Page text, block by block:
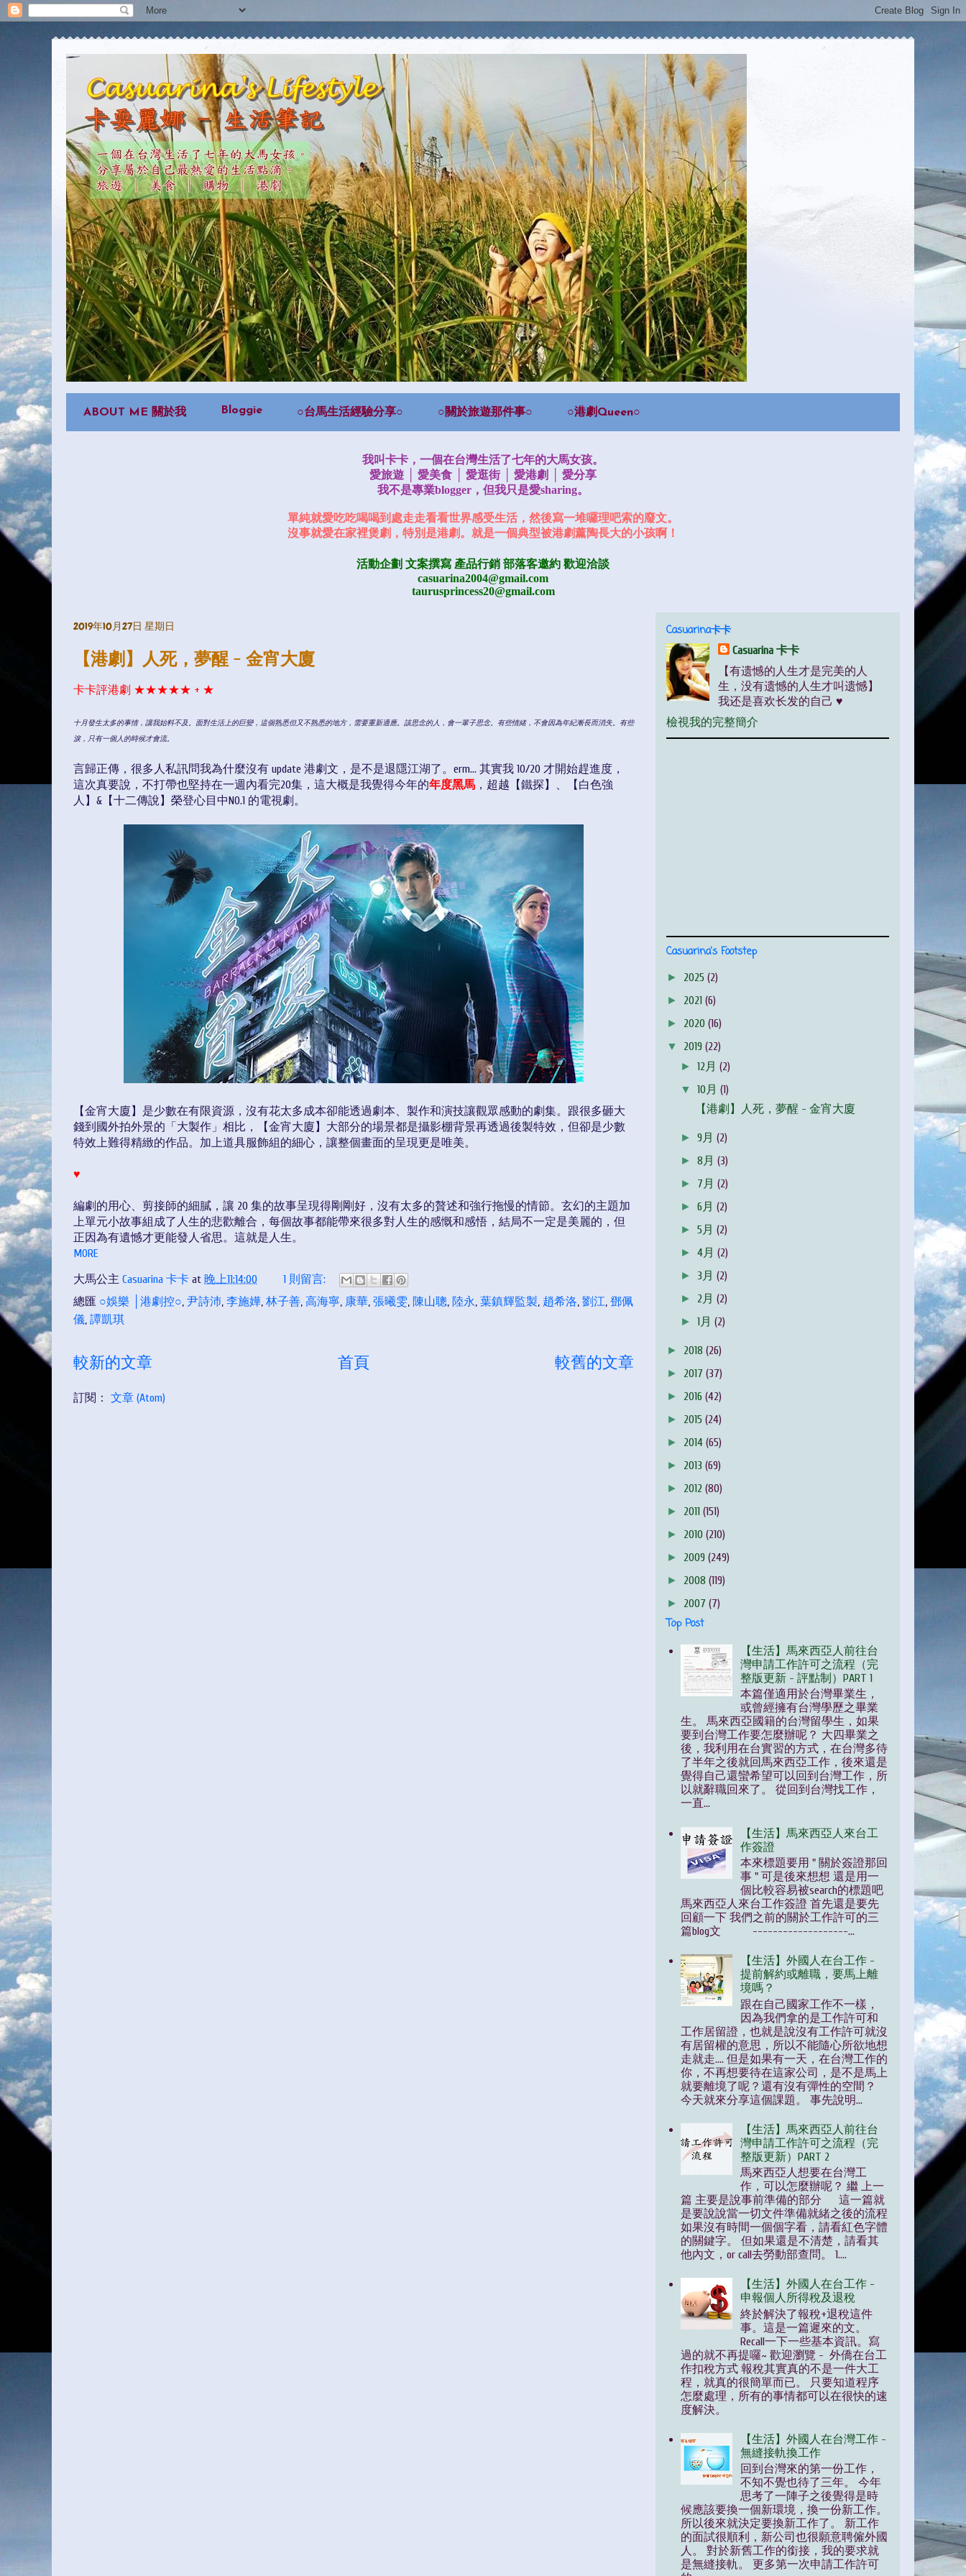
ABOUT ME 關於我 Bloggie ○台馬生活經驗分享○ ○關於旅遊那件事○ ○港劇Queen○
我叫卡卡，一個在台灣生活了七年的大馬女孩。
愛旅遊 │ 愛美食 │ 愛逛街 │ 愛港劇 │ 愛分享
我不是專業blogger，但我只是愛sharing。
單純就愛吃吃喝喝到處走走看看世界感受生活，然後寫一堆囉理吧索的廢文。
沒事就愛在家裡煲劇，特別是港劇。就是一個典型被港劇薰陶長大的小孩啊！
活動企劃 文案撰寫 產品行銷 部落客邀約 歡迎洽談
casuarina2004@gmail.com
taurusprincess20@gmail.com
2019年10月27日 星期日
【港劇】人死，夢醒 - 金宵大廈
卡卡評港劇 ★★★★★ + ★
十月發生太多的事情，讓我始料不及。面對生活上的巨變，這個熟悉但又不熟悉的地方，需要重新適應。該思念的人，會一輩子思念。有些情緒，不會因為年紀漸長而消失。有些
淚，只有一個人的時候才會流。
言歸正傳，很多人私訊問我為什麼沒有 update 港劇文，是不是退隱江湖了。erm... 其實我 10/20 才開始趕進度，
這次真要說，不打帶也堅持在一週內看完20集，這大概是我覺得今年的年度黑馬 ，超越【鐵探】、【白色強
人】&【十二傳說】榮登心目中NO.1 的電視劇。
【金宵大廈】是少數在有限資源，沒有花太多成本卻能透過劇本、製作和演技讓觀眾感動的劇集。跟很多砸大
錢到國外拍外景的「大製作」相比，【金宵大廈】大部分的場景都是攝影棚背景再透過後製特效，但卻是少數
特效上難得精緻的作品。加上道具服飾組的細心，讓整個畫面的呈現更是唯美。
♥
編劇的用心、剪接師的細膩，讓 20 集的故事呈現得剛剛好，沒有太多的贅述和強行拖慢的情節。玄幻的主題加
上單元小故事組成了人生的悲歡離合，每個故事都能帶來很多對人生的感慨和感悟，結局不一定是美麗的，但
正因為有遺憾才更能發人省思。這就是人生。
MORE
大馬公主 Casuarina 卡卡 at 晚上11:14:00
1 則留言:
總匯 ○娛樂 │港劇控○, 尹詩沛, 李施嬅, 林子善, 高海寧, 康華, 張曦雯, 陳山聰, 陸永, 葉鎮輝監製, 趙希洛, 劉江, 鄧佩
儀, 譚凱琪
較新的文章 較舊的文章
首頁
訂閱： 文章 (Atom)
Casuarina卡卡
Casuarina 卡卡
【有遗憾的人生才是完美的人
生，没有遗憾的人生才叫遗憾】
我还是喜欢长发的自己 ♥
檢視我的完整簡介
Casuarina's Footstep
► 2025 (2)
► 2021 (6)
► 2020 (16)
▼ 2019 (22)
►12月(2)
▼10月(1)
【港劇】人死，夢醒 - 金宵大廈
►9月(2)
►8月(3)
► 7月(2)
►6月(2)
►5月(2)
►4月(2)
► 3月(2)
► 2月(2)
►1月(2)
► 2018 (26)
► 2017 (37)
► 2016 (42)
► 2015 (24)
► 2014 (65)
► 2013 (69)
► 2012 (80)
► 2011 (151)
► 2010 (210)
► 2009 (249)
► 2008 (119)
► 2007 (7)
Top Post
【生活】馬來西亞人前往台
灣申請工作許可之流程（完
整版更新 - 評點制）PART 1
本篇僅適用於台灣畢業生，
或曾經擁有台灣學歷之畢業
生。 馬來西亞國籍的台灣留學生，如果
要到台灣工作要怎麼辦呢？ 大四畢業之
後，我利用在台實習的方式，在台灣多待
了半年之後就回馬來西亞工作，後來還是
覺得自己還蠻希望可以回到台灣工作，所
以就辭職回來了。 從回到台灣找工作，
一直...
【生活】馬來西亞人來台工
作簽證
本來標題要用 " 關於簽證那回
事 " 可是後來想想 還是用一
個比較容易被search的標題吧
馬來西亞人來台工作簽證 首先還是要先
回顧一下 我們之前的關於工作許可的三
篇blog文 -------------------...
【生活】外國人在台工作 -
提前解約或離職，要馬上離
境嗎？
跟在自己國家工作不一樣，
因為我們拿的是工作許可和
工作居留證，也就是說沒有工作許可就沒
有居留權的意思，所以不能隨心所欲地想
走就走.... 但是如果有一天，在台灣工作的
你，不再想要待在這家公司，是不是馬上
就要離境了呢？還有沒有彈性的空間？
今天就來分享這個課題。 事先說明...
【生活】馬來西亞人前往台
灣申請工作許可之流程（完
整版更新）PART 2
馬來西亞人想要在台灣工
作，可以怎麼辦呢？ 繼 上一
篇 主要是說事前準備的部分 這一篇就
是要說說當一切文件準備就緒之後的流程
如果沒有時間一個個字看，請看紅色字體
的關鍵字。 但如果還是不清楚，請看其
他內文，or call去勞動部查問。 1....
【生活】外國人在台工作 -
申報個人所得稅及退稅
終於解決了報稅+退稅這件
事。這是一篇遲來的文。
Recall一下一些基本資訊。寫
過的就不再提囉~ 歡迎瀏覽 - 外僑在台工
作扣稅方式 報稅其實真的不是一件大工
程，就真的很簡單而已。 只要知道程序
怎麼處理，所有的事情都可以在很快的速
度解決。
【生活】外國人在台灣工作 -
無縫接軌換工作
回到台灣來的第一份工作，
不知不覺也待了三年。 今年
思考了一陣子之後覺得是時
候應該要換一個新環境，換一份新工作。
所以後來就決定要換新工作了。 新工作
的面試很順利，新公司也很願意聘僱外國
人。 對於新舊工作的銜接，我的要求就
是無縫接軌。 更多第一次申請工作許可